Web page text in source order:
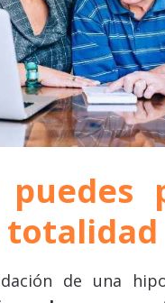
totalidad
de una